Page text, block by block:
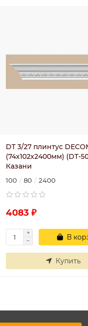
DT 3/27 плинтус
(74х102х2400мм) (DT-
Казани
100 80 2400
4083 ₽
В
Купить